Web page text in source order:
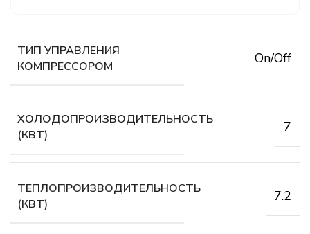
ТИП УПРАВЛЕНИЯ
КОМПРЕССОРОМ
On/Off
ХОЛОДОПРОИЗВОДИТЕЛЬНОСТЬ
(КВТ)
7
ТЕПЛОПРОИЗВОДИТЕЛЬНОСТЬ
(КВТ)
7.2